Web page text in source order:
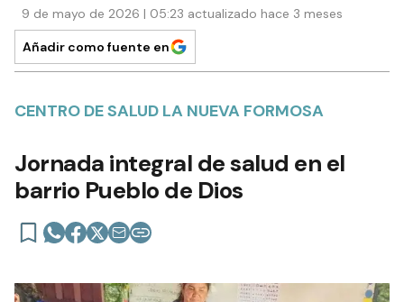
9 de mayo de 2026 | 05:23 actualizado hace 3 meses
Añadir como fuente en
CENTRO DE SALUD LA NUEVA FORMOSA
Jornada integral de salud en el
barrio Pueblo de Dios